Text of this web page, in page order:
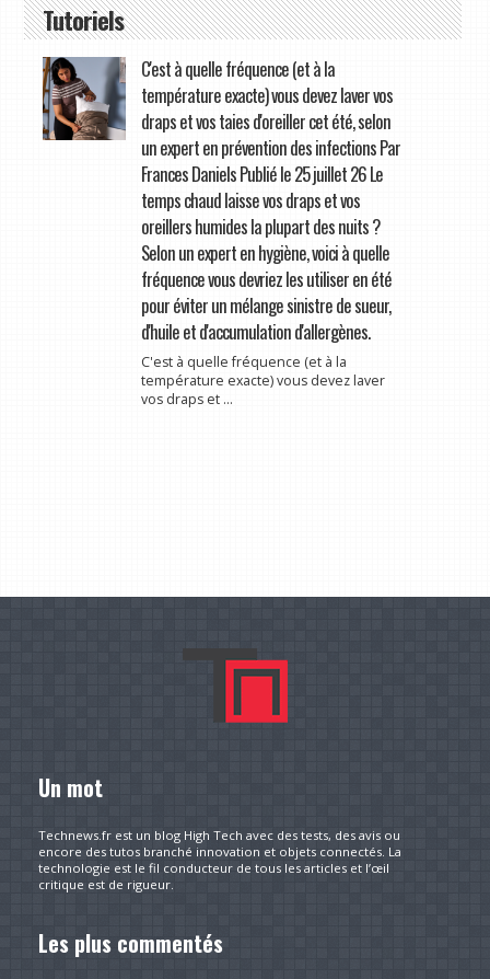
Tutoriels
C'est à quelle fréquence (et à la
température exacte) vous devez laver vos
draps et vos taies d'oreiller cet été, selon
un expert en prévention des infections Par
Frances Daniels Publié le 25 juillet 26 Le
temps chaud laisse vos draps et vos
oreillers humides la plupart des nuits ?
Selon un expert en hygiène, voici à quelle
fréquence vous devriez les utiliser en été
pour éviter un mélange sinistre de sueur,
d'huile et d'accumulation d'allergènes.
C'est à quelle fréquence (et à la
température exacte) vous devez laver
vos draps et ...
Un mot
Technews.fr est un blog High Tech avec des tests, des avis ou
encore des tutos branché innovation et objets connectés. La
technologie est le fil conducteur de tous les articles et l’œil
critique est de rigueur.
Les plus commentés